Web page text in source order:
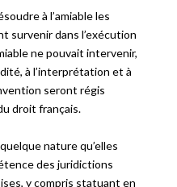
à l’amiable les
survenir dans l’exécution
ne pouvait intervenir,
à l’interprétation et à
seront régis
droit français.
nature qu’elles
des juridictions
y compris statuant en